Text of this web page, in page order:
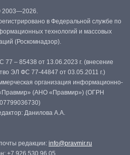
2003—2026.
в Федеральной службе по
технологий и массовых
(Роскомнадзор).
– 85438 от 13.06.2023 г. (внесение
ЭЛ ФС 77-44847 от 03.05.2011 г.)
организация информационно-
(АНО «Правмир») (ОГРН
Данилова А.А.
редакции: info@pravmir.ru
+7 926 530 96 05